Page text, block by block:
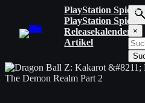
springen
PlayStation Spiele
PlayStation Spiele
Releasekalender
Artikel
S
u
c
h
b
×